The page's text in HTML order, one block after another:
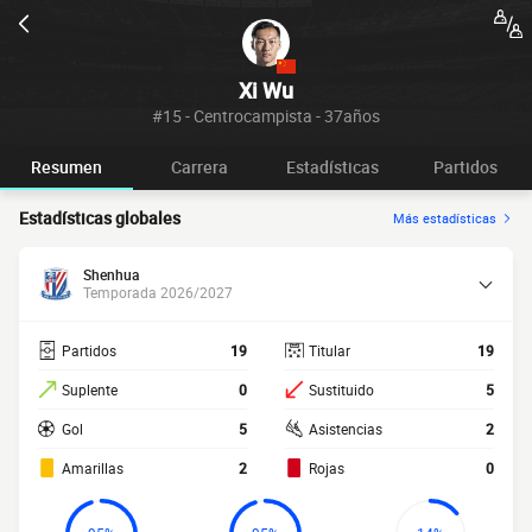
Xi Wu
#15 - Centrocampista - 37años
Resumen Carrera Estadísticas Partidos
Estadísticas globales Más estadísticas
Shenhua
Temporada 2026/2027
Partidos 19
Suplente 0
Gol 5
Amarillas 2
Titular 19
Sustituido 5
Asistencias 2
Rojas 0